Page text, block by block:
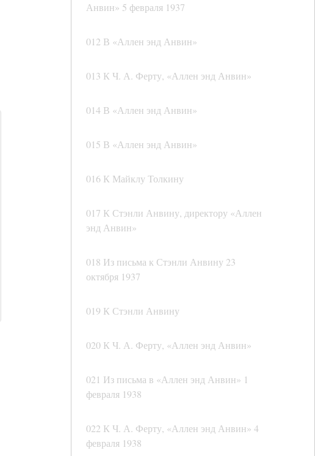
Анвин» 5 февраля 1937
012 В «Аллен энд Анвин»
013 К Ч. А. Ферту, «Аллен энд Анвин»
014 В «Аллен энд Анвин»
015 В «Аллен энд Анвин»
016 К Майклу Толкину
017 К Стэнли Анвину, директору «Аллен
энд Анвин»
018 Из письма к Стэнли Анвину 23
октября 1937
019 К Стэнли Анвину
020 К Ч. А. Ферту, «Аллен энд Анвин»
021 Из письма в «Аллен энд Анвин» 1
февраля 1938
022 К Ч. А. Ферту, «Аллен энд Анвин» 4
февраля 1938